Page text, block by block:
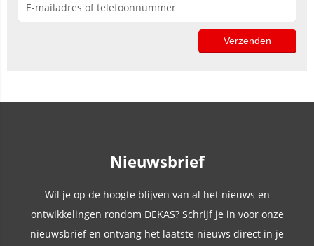
Nieuwsbrief
Wil je op de hoogte blijven van al het nieuws en
ontwikkelingen rondom DEKAS? Schrijf je in voor onze
nieuwsbrief en ontvang het laatste nieuws direct in je